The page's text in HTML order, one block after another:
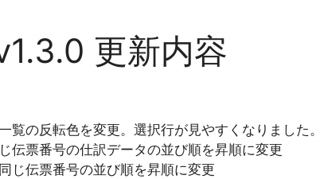
更新内容
覧の反転色を変更。選択行が見やすくなりました。
伝票番号の仕訳データの並び順を昇順に変更
じ伝票番号の並び順を昇順に変更